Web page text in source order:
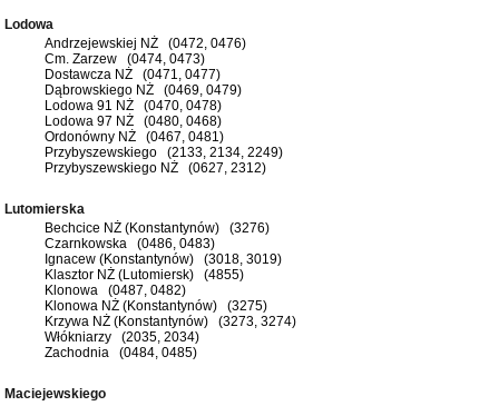
Lodowa
Andrzejewskiej NŻ (0472, 0476)
Cm. Zarzew (0474, 0473)
Dostawcza NŻ (0471, 0477)
Dąbrowskiego NŻ (0469, 0479)
Lodowa 91 NŻ (0470, 0478)
Lodowa 97 NŻ (0480, 0468)
Ordonówny NŻ (0467, 0481)
Przybyszewskiego (2133, 2134, 2249)
Przybyszewskiego NŻ (0627, 2312)
Lutomierska
Bechcice NŻ (Konstantynów) (3276)
Czarnkowska (0486, 0483)
Ignacew (Konstantynów) (3018, 3019)
Klasztor NŻ (Lutomiersk) (4855)
Klonowa (0487, 0482)
Klonowa NŻ (Konstantynów) (3275)
Krzywa NŻ (Konstantynów) (3273, 3274)
Włókniarzy (2035, 2034)
Zachodnia (0484, 0485)
Maciejewskiego